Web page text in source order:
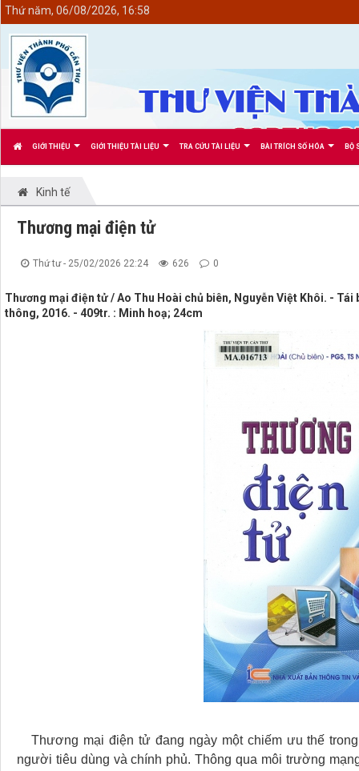
GIỚI THIỆU GIỚI THIỆU TÀI LIỆU TRA CỨU TÀI LIỆU BÀI TRÍCH SỐ HÓA BỘ
Thứ năm, 06/08/2026, 16:58
Kinh tế
Thương mại điện tử
Thứ tư - 25/02/2026 22:24 626 0
Thương mại điện tử / Ao Thu Hoài chủ biên, Nguyễn Việt Khôi. -
thông, 2016. - 409tr. : Minh hoạ; 24cm
Thương mại điện tử đang ngày một chiếm ưu thế
người tiêu dùng và chính phủ. Thông qua môi trường
<